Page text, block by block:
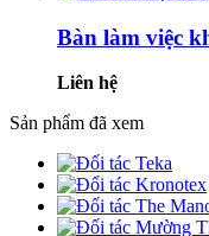
Bàn làm việc
Liên hệ
Sản phẩm đã xem